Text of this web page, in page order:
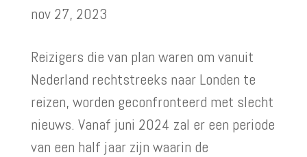
nov 27, 2023
Reizigers die van plan waren om vanuit
Nederland rechtstreeks naar Londen te
reizen, worden geconfronteerd met slecht
nieuws. Vanaf juni 2024 zal er een periode
van een half jaar zijn waarin de